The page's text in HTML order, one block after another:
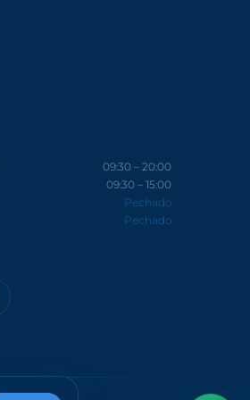
09:30 – 20:00
09:30 – 15:00
Pechado
Pechado